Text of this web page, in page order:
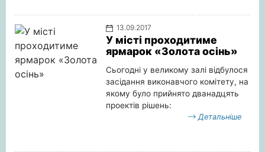
13.09.2017
У місті проходитиме
ярмарок «Золота осінь»
Сьогодні у великому залі відбулося
засідання виконавчого комітету, на
якому було прийнято дванадцять
проектів рішень:
Детальніше